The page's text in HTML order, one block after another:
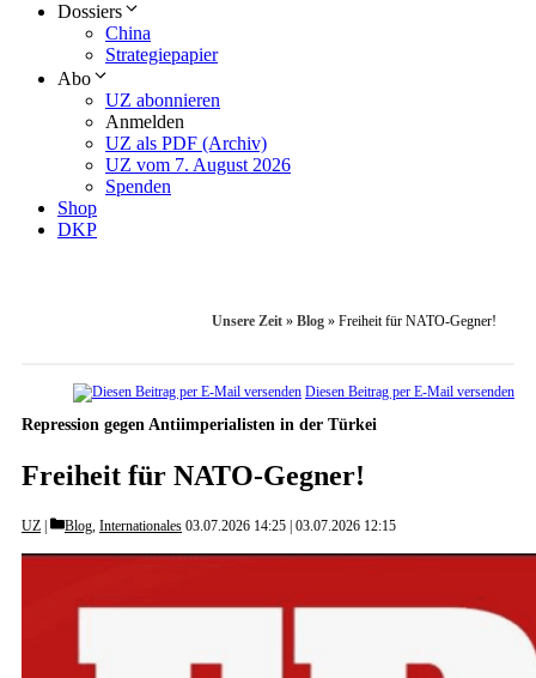
Dossiers
China
Strategiepapier
Abo
UZ abonnieren
Anmelden
UZ als PDF (Archiv)
UZ vom 7. August 2026
Spenden
Shop
DKP
Unsere Zeit » Blog » Freiheit für NATO-Gegner!
Diesen Beitrag per E-Mail versenden
Repression gegen Antiimperialisten in der Türkei
Freiheit für NATO-Gegner!
UZ Categories
Blog, Internationales 03.07.2026 14:25 03.07.2026 12:15